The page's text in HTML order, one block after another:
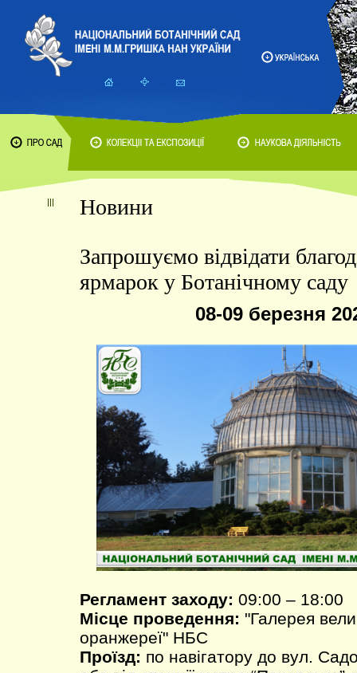
Новини
Запрошуємо відвідати
ярмарок у Ботанічному саду
08-09 березня
Регламент заходу: 09:00 – 18:00
Місце проведення: "Галерея
оранжереї" НБС
Проїзд: по навігатору до вул.